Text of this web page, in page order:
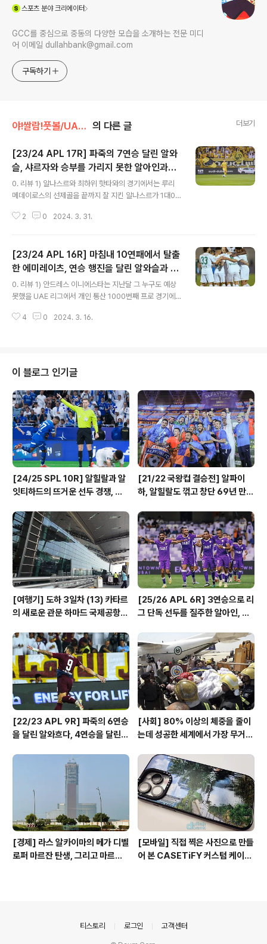
스포츠분야 크리에이터
GCC를 중심으로 중동의 다양한 모습을 소개하는 전문 미디
어 이메일 dullahbank@gmail.com
구독하기
야!쌀람!풋볼/UAE 리그 의 다른 글 더보기
[23/24 APL 17R] 파죽의 7연승 달린 알와
슬, 샤르자와 승부를 가리지 못한 알아인과의
승점차를 더욱 벌려!
0. 리뷰 1) 알나스르와 최하위 핫타와의 경기에서는 루리
메데이로스의 선제골을 끝까지 잘 지킨 알나스르가 1대0
패행진을 이어갔습니다. 패한 핫타는 5연패. 2) 지난 라운
에스타의 선제골을 앞세워 연승을 향해 가는 듯 했지만, 분
위기를 완전히 내준 후반들어 잇달아 실점하며 유수푸 니
아카테에게 역전 결승골을 허용하며 1대2로 패해 연승 도
전에 실패했습니다. 반면 바니야스는 4연패의 위기에서 벗
어났습니다. 3) 강등권 사정거리 안에서 승점이 같았던 잇
티하드 칼바와 아즈만의 경기에서는 역전에 재역전을 거듭
2 0 2024. 3. 31.
[23/24 APL 16R] 마침내 10연패에서 탈출
한 에미레이츠, 연승 행진을 달린 알와슬과 알
아인!
0. 리뷰 1) 안드레스 이니에스타는 지난달 그 누구도 예상
못했을 UAE 리그에서 개인 통산 1000번째 프로 경기에
셔츠를 한정 판매하기 시작했습니다.. 2) 리그 초반 반짝하
을 앞세운 에미레이츠가 2대1 역전승을 거두고 연패 탈출
과 더불어 갈 길은 멀지만 탈꼴찌에도 성공했습니다. 에미
레이츠 (13위)는 15경기에서 얻은 2승을 모두 상위에 있
는 코르팟칸 (9위)에게서 얻어냈습니다. 3) 정승현 결장.
리그컵 4강 2차전에서 알와흐다에게 역전패 당하며 시즌
무패행진이 끝난 알와슬과 2..
4 0 2024. 3. 16.
이 블로그 인기글
[24/25 SPL 10R] 알힐랄과 알
잇티하드의 뜨거운 선두 경쟁, 나
아, 알칼리즈!
[21/22 국왕컵 결승전] 알파이
하, 알힐랄도 꺾고 창단 69년 만에
[여행기] 도하 3일차 (13) 카타르
의 새로운 관문 하마드 국제공항
[25/26 APL 6R] 3연승으로 리
그 단독 선두를 질주한 알아인, 개
르자와 코르팟칸!
[22/23 APL 9R] 파죽의 6연승
을 달린 알와흐다, 4연승을 달린
[사회] 80% 이상의 체중을 줄이
는데 성공한 세계에서 가장 무거웠
한 모습이 공개되다!
[경제] 라스 알카이마의 메가 디벨
로퍼 마르잔 탄생, 그리고 마르잔
[모바일] 직접 찍은 사진으로 만들
어 본 CASETiFY 커스텀 케이스
티스토리 로그인 고객센터